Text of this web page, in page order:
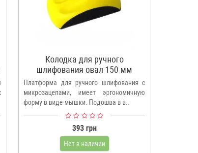
Колодка для ручного
шлифования овал 150 мм
Платформа для ручного шлифования с
микрозацепами, имеет эргономичную
форму в виде мышки. Подошва в в..
393 грн
Нет в наличии